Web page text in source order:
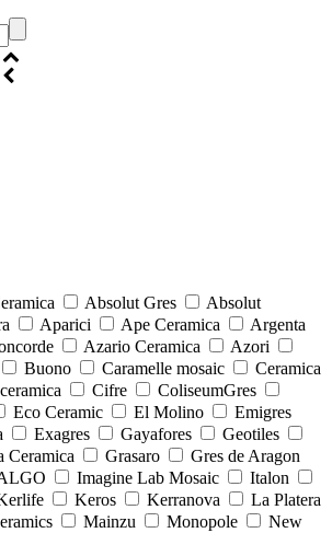
Absolut Gres
Absolut
Aparici Ape Ceramica
Argenta
Azario Ceramica
Azori
Buono Caramelle mosaic
Ceramica
Cifre
ColiseumGres
Eco Ceramic El Molino
Emigres
Exagres Gayafores
Geotiles
Ceramica Grasaro
Gres de Aragon
Imagine Lab Mosaic
Italon
Keros Kerranova
La Platera
Mainzu Monopole
New